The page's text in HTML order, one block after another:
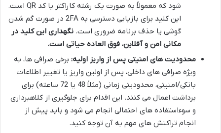
شود که معمولاً به صورت یک رشته کاراکتر یا کد QR است.
این کلید برای بازیابی دسترسی به 2FA در صورت گم شدن
گوشی یا حذف برنامه ضروری است. نگهداری این کلید در
مکانی امن و آفلاین، فوق العاده حیاتی است.
محدودیت های امنیتی پس از واریز اولیه: برخی صرافی ها، به
ویژه صرافی های داخلی، پس از اولین واریز یا تغییر اطلاعات
بانکی/امنیتی، محدودیتی زمانی (مثلاً 48 یا 72 ساعته) برای
برداشت اعمال می کنند. این اقدام برای جلوگیری از کلاهبرداری
و سوءاستفاده های احتمالی انجام می شود و باید پیش از
انجام تراکنش های مهم به آن توجه کنید.